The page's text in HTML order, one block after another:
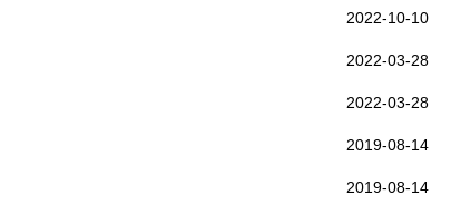
2022-10-10
2022-03-28
2022-03-28
2019-08-14
2019-08-14